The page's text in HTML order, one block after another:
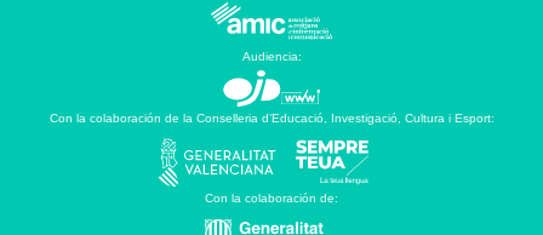
Audiencia:
Con la colaboración de la Conselleria d’Educació, Investigació, Cultura i Esport:
Con la colaboración de: